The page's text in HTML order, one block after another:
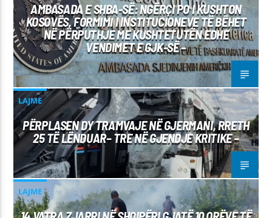
AMBASADA E SHBA-SË: NGËRÇI PO I KUSHTON
KOSOVËS, FORMIMI I INSTITUCIONEVE TË BËHET
NË PËRPUTHJE ME KUSHTETUTËN EDHE
VENDIMET E GJK-SË –
LAJME
PËRPLASEN DY TRAMVAJE NË GJERMANI, RRETH
25 TË LËNDUAR– TRE NË GJENDJE KRITIKE –
LAJME